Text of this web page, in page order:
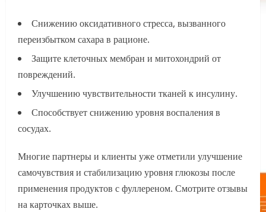
Снижению оксидативного стресса, вызванного
переизбытком сахара в рационе.
Защите клеточных мембран и митохондрий от
повреждений.
Улучшению чувствительности тканей к инсулину.
Способствует снижению уровня воспаления в
сосудах.
Многие партнеры и клиенты уже отметили улучшение
самочувствия и стабилизацию уровня глюкозы после
применения продуктов с фуллереном. Смотрите отзывы
на карточках выше.